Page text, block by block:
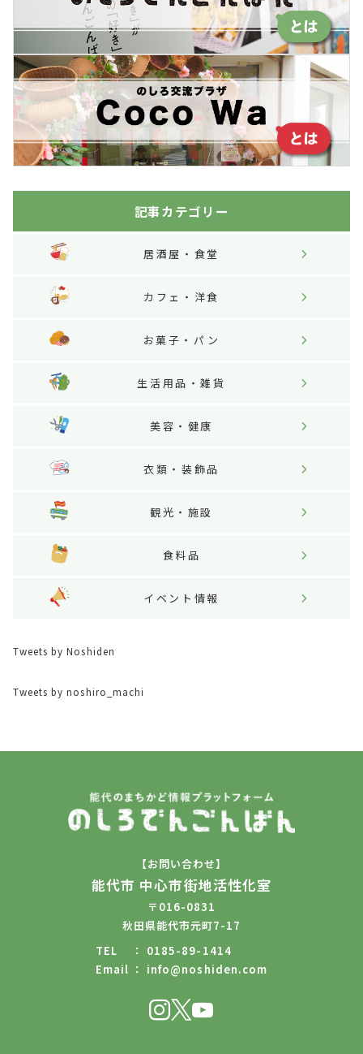
記事カテゴリー
居酒屋・食堂
カフェ・洋食
お菓子・パン
生活用品・雑貨
美容・健康
衣類・装飾品
観光・施設
食料品
イベント情報
Tweets by Noshiden
Tweets by noshiro_machi
【お問い合わせ】
能代市 中心市街地活性化室
〒016-0831
秋田県能代市元町7-17
TEL
0185-89-1414
Email
info@noshiden.com